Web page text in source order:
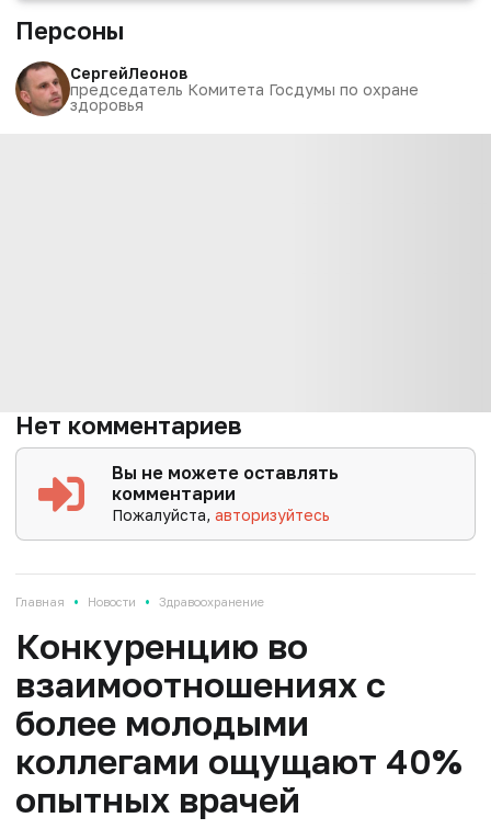
Персоны
СергейЛеонов
председатель Комитета Госдумы по охране
здоровья
Нет комментариев
Вы не можете оставлять
комментарии
Пожалуйста,авторизуйтесь
Главная • Новости • Здравоохранение
Конкуренцию во
взаимоотношениях с
более молодыми
коллегами ощущают 40%
опытных врачей